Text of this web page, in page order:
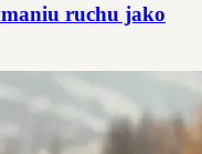
ruchu jako